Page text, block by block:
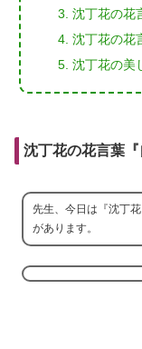
沈丁花の花
沈丁花の花
沈丁花の美
沈丁花の花言葉
先生、今日は『沈丁
があります。